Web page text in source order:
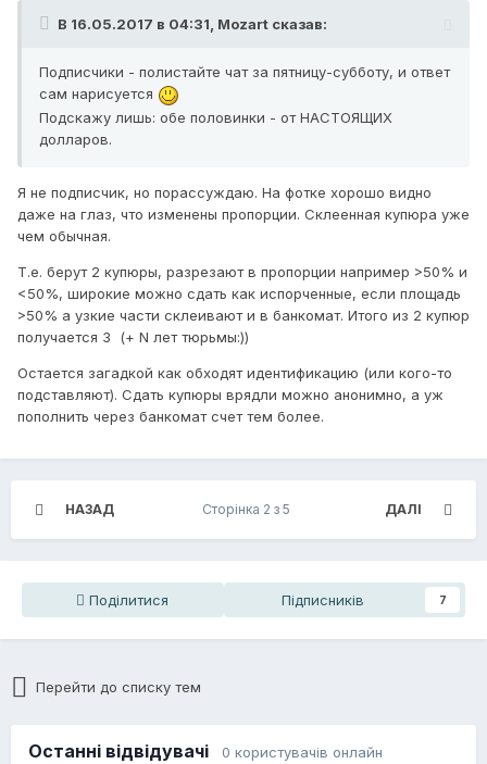
В 16.05.2017 в 04:31, Mozart сказав:
Подписчики - полистайте чат за пятницу-субботу, и ответ
сам нарисуется
Подскажу лишь: обе половинки - от НАСТОЯЩИХ
долларов.
Я не подписчик, но порассуждаю. На фотке хорошо видно
даже на глаз, что изменены пропорции. Склеенная купюра уже
чем обычная.
Т.е. берут 2 купюры, разрезают в пропорции например >50% и
<50%, широкие можно сдать как испорченные, если площадь
>50% а узкие части склеивают и в банкомат. Итого из 2 купюр
получается 3 (+ N лет тюрьмы:))
Остается загадкой как обходят идентификацию (или кого-то
подставляют). Сдать купюры врядли можно анонимно, а уж
пополнить через банкомат счет тем более.
НАЗАД ДАЛІ
Сторінка 2 з 5
Поділитися Підписників 7
Перейти до списку тем
Останні відвідувачі 0 користувачів онлайн